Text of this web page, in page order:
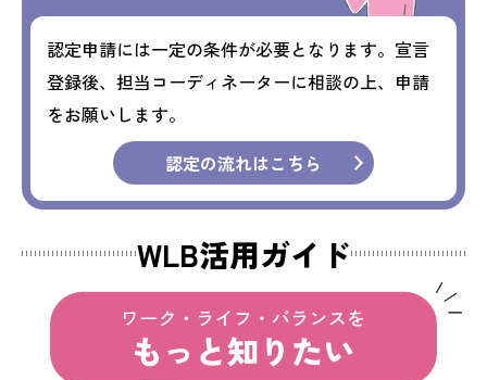
認定申請には一定の条件が必要となります。 宣言
登録後、担当コーディネーターに相談の上、 申請
をお願いします。
認定の流れはこちら
WLB活用ガイド